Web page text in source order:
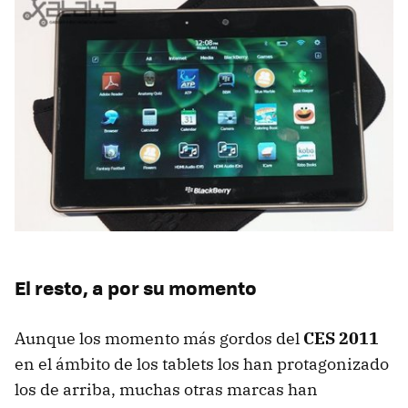
El resto, a por su momento
Aunque los momento más gordos del CES2011
en el ámbito de los tablets los han protagonizado
los de arriba, muchas otras marcas han